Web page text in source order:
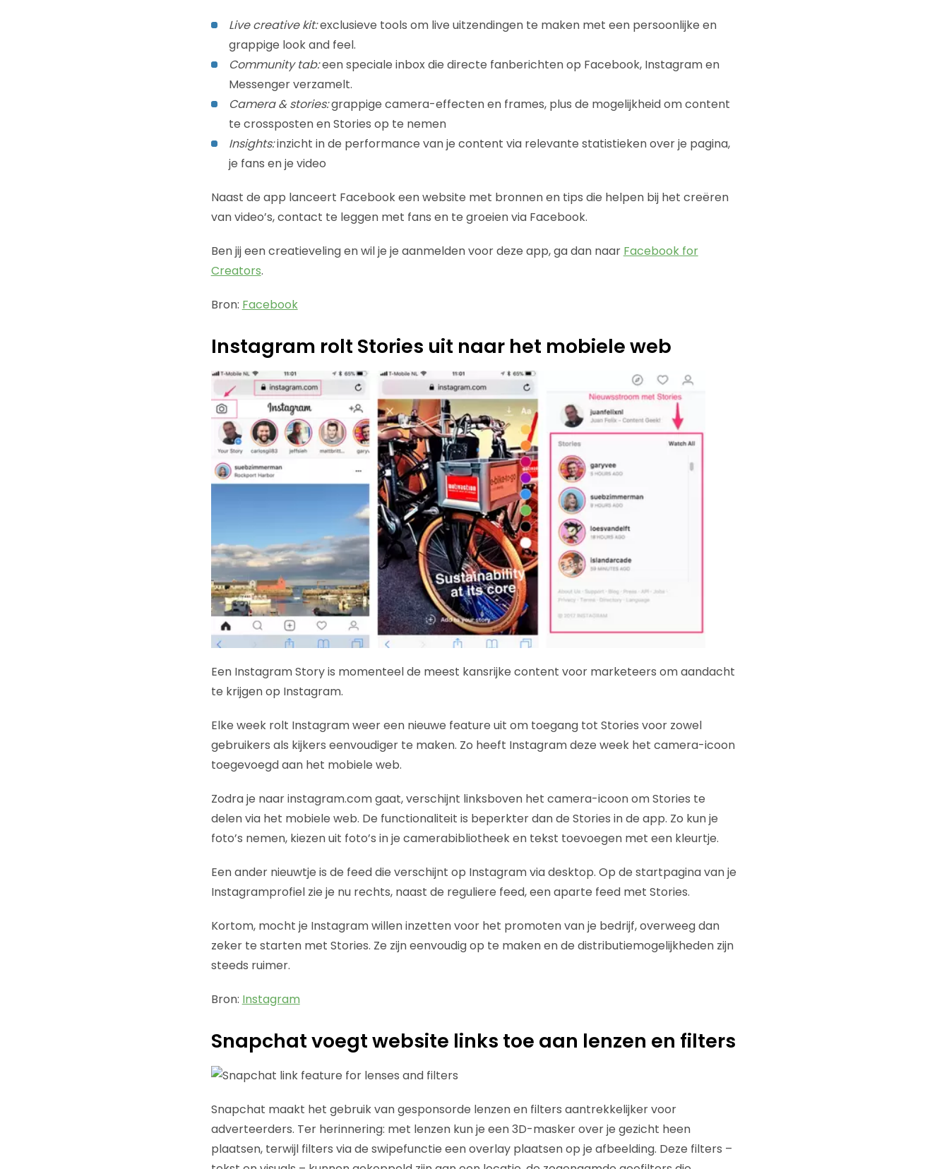
Live creative kit:exclusieve tools om live uitzendingen te maken met een persoonlijke en
grappige look and feel.
Community tab:een speciale inbox die directe fanberichten op Facebook, Instagram en
Messenger verzamelt.
Camera & stories:grappige camera-effecten en frames, plus de mogelijkheid om content
te crossposten en Stories op te nemen
Insights:inzicht in de performance van je content via relevante statistieken over je pagina,
je fans en je video
Naast de app lanceert Facebook een website met bronnen en tips die helpen bij het creëren
van video’s, contact te leggen met fans en te groeien via Facebook.
Ben jij een creatieveling en wil je je aanmelden voor deze app, ga dan naar Facebook for
Creators.
Bron: Facebook
Instagram rolt Stories uit naar het mobiele web
Een Instagram Story is momenteel de meest kansrijke content voor marketeers om aandacht
te krijgen op Instagram.
Elke week rolt Instagram weer een nieuwe feature uit om toegang tot Stories voor zowel
gebruikers als kijkers eenvoudiger te maken. Zo heeft Instagram deze week het camera-icoon
toegevoegd aan het mobiele web.
Zodra je naar instagram.com gaat, verschijnt linksboven het camera-icoon om Stories te
delen via het mobiele web. De functionaliteit is beperkter dan de Stories in de app. Zo kun je
foto’s nemen, kiezen uit foto’s in je camerabibliotheek en tekst toevoegen met een kleurtje.
Een ander nieuwtje is de feed die verschijnt op Instagram via desktop. Op de startpagina van je
Instagramprofiel zie je nu rechts, naast de reguliere feed, een aparte feed met Stories.
Kortom, mocht je Instagram willen inzetten voor het promoten van je bedrijf, overweeg dan
zeker te starten met Stories. Ze zijn eenvoudig op te maken en de distributiemogelijkheden zijn
steeds ruimer.
Bron: Instagram
Snapchat voegt website links toe aan lenzen en filters
Snapchat maakt het gebruik van gesponsorde lenzen en filters aantrekkelijker voor
adverteerders. Ter herinnering: met lenzen kun je een 3D-masker over je gezicht heen
plaatsen, terwijl filters via de swipefunctie een overlay plaatsen op je afbeelding. Deze filters –